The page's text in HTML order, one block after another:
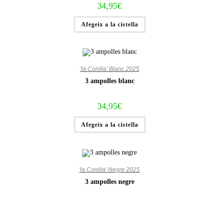
34,95€
Afegeix a la cistella
'la Conilla' Blanc 2025
3 ampolles blanc
34,95€
Afegeix a la cistella
'la Conilla' Negre 2025
3 ampolles negre